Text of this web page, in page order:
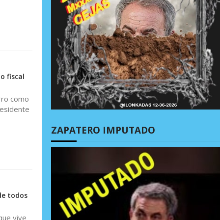
fiscal
como
todos
vive
ZAPATERO IMPUTADO